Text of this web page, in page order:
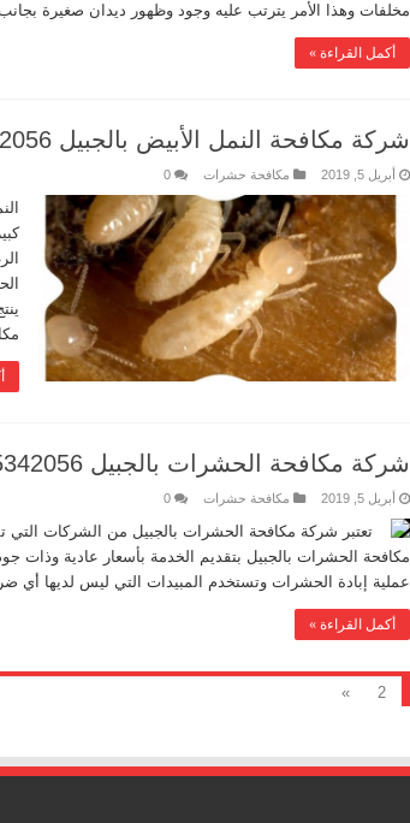
مخلفات وهذا الأمر يترتب عليه وجود وظهور ديدان صغيرة
أكمل القراءة »
شركة مكافحة النمل الأبيض بالجبيل 0505342056
أبريل 5, 2019 مكافحة حشرات 0
شركة مكافحة الحشرات بالجبيل 0505342056
أبريل 5, 2019 مكافحة حشرات 0
تعتبر شركة مكافحة الحشرات بالجبيل من الشركات
مكافحة الحشرات بالجبيل بتقديم الخدمة بأسعار عادية وذات
عملية إبادة الحشرات وتستخدم المبيدات التي ليس لديها
أكمل القراءة »
2
»